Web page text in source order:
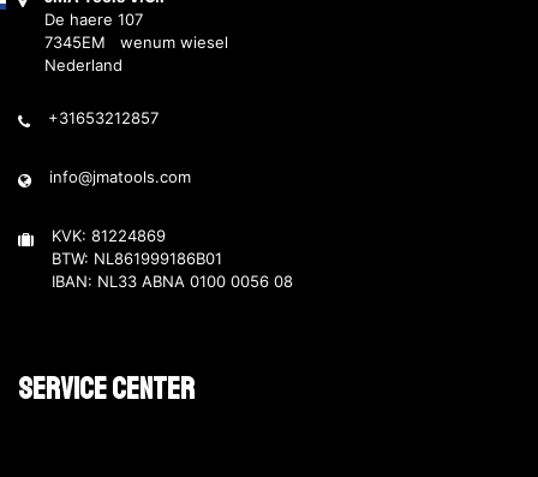
De haere 107
7345EM wenum wiesel
Nederland
+31653212857
info@jmatools.com
KVK: 81224869
BTW: NL861999186B01
IBAN: NL33 ABNA 0100 0056 08
Service Center